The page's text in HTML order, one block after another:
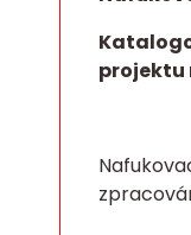
projektu